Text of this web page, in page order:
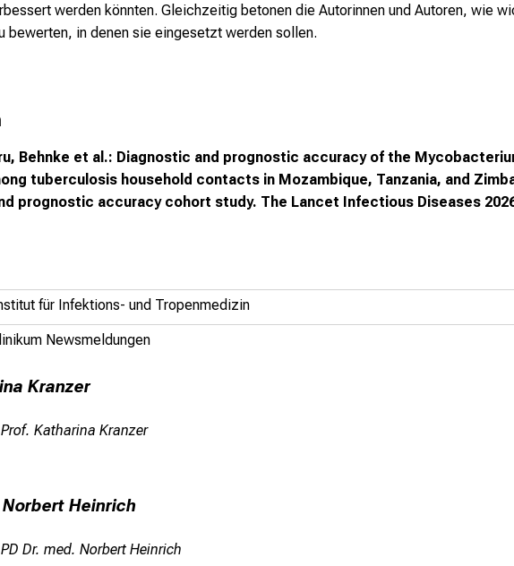
werden könnten. Gleichzeitig betonen die Autorinnen und Autoren, wie
bewerten, in denen sie eingesetzt werden sollen.
Behnke et al.: Diagnostic and prognostic accuracy of the
tuberculosis household contacts in Mozambique, Tanzania, and
prognostic accuracy cohort study. The Lancet Infectious Diseases
für Infektions- und Tropenmedizin
Newsmeldungen
Kranzer
Katharina Kranzer
Norbert Heinrich
Dr. med. Norbert Heinrich